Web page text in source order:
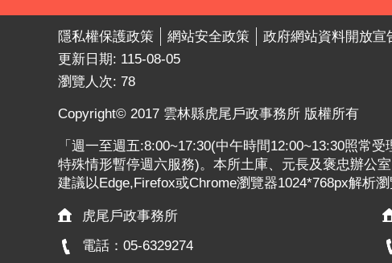
隱私權保護政策 網站安全政策
政府網站資料開放宣
更新日期: 115-08-05
瀏覽人次: 78
Copyright© 2017 雲林縣虎尾戶政事務所 版權所有
「週一至週五:8:00~17:30(中午時間12:00~13:30照常
特殊情形暫停週六服務)。本所土庫、元長及褒忠辦公
建議以Edge,Firefox或Chrome瀏覽器1024*768px解析瀏
虎尾戶政事務所
電話：05-6329274